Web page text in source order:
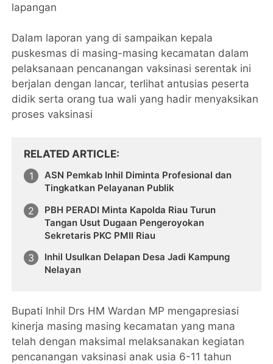
lapangan
Dalam laporan yang di sampaikan kepala
puskesmas di masing-masing kecamatan dalam
pelaksanaan pencanangan vaksinasi serentak ini
berjalan dengan lancar, terlihat antusias peserta
didik serta orang tua wali yang hadir menyaksikan
proses vaksinasi
RELATED ARTICLE
ASN Pemkab Inhil Diminta Profesional dan
Tingkatkan Pelayanan Publik
PBH PERADI Minta Kapolda Riau Turun
Tangan Usut Dugaan Pengeroyokan
Sekretaris PKC PMII Riau
Inhil Usulkan Delapan Desa Jadi Kampung
Nelayan
Bupati Inhil Drs HM Wardan MP mengapresiasi
kinerja masing masing kecamatan yang mana
telah dengan maksimal melaksanakan kegiatan
pencanangan vaksinasi anak usia 6-11 tahun